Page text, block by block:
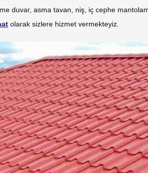
duvar, asma tavan, niş, iç cephe
olarak sizlere hizmet vermekteyiz.